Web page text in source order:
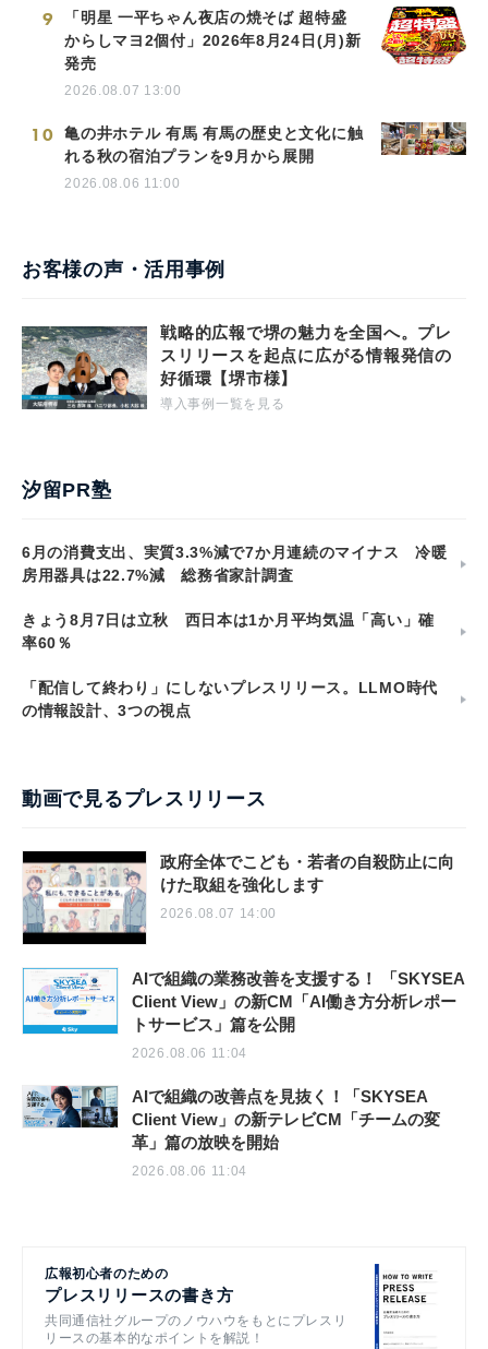
9
「明星 一平ちゃん夜店の焼そば 超特盛
からしマヨ2個付」2026年8月24日(月)新
発売
2026.08.07 13:00
10
亀の井ホテル 有馬 有馬の歴史と文化に触
れる秋の宿泊プランを9月から展開
2026.08.06 11:00
お客様の声・活用事例
戦略的広報で堺の魅力を全国へ。プレ
スリリースを起点に広がる情報発信の
好循環【堺市様】
導入事例一覧を見る
汐留PR塾
6月の消費支出、実質3.3%減で7か月連続のマイナス 冷暖
房用器具は22.7%減 総務省家計調査
きょう8月7日は立秋 西日本は1か月平均気温「高い」確
率60％
「配信して終わり」にしないプレスリリース。LLMO時代
の情報設計、3つの視点
動画で見るプレスリリース
政府全体でこども・若者の自殺防止に向
けた取組を強化します
2026.08.07 14:00
AIで組織の業務改善を支援する！ 「SKYSEA
Client View」の新CM「AI働き方分析レポー
トサービス」篇を公開
2026.08.06 11:04
AIで組織の改善点を見抜く！「SKYSEA
Client View」の新テレビCM「チームの変
革」篇の放映を開始
2026.08.06 11:04
広報初心者のための
プレスリリースの書き方
共同通信社グループのノウハウをもとにプレスリ
リースの基本的なポイントを解説！